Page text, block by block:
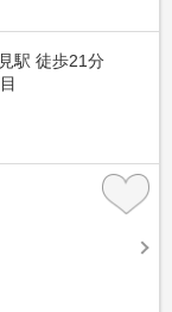
駅 徒歩21分